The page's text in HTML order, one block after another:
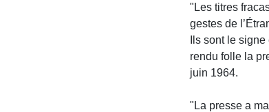
"Les titres
gestes de
Ils sont le
rendu folle la
juin 1964.
"La presse a